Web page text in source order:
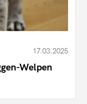
17.03.2025
Welpen